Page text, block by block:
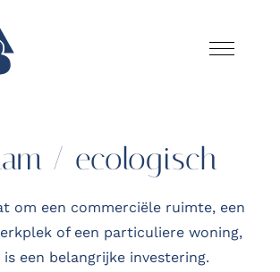
/ ecologisch
om een commerciële ruimte, een
of een particuliere woning,
een belangrijke investering.